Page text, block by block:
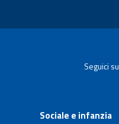
Seguici su
Sociale e infanzia